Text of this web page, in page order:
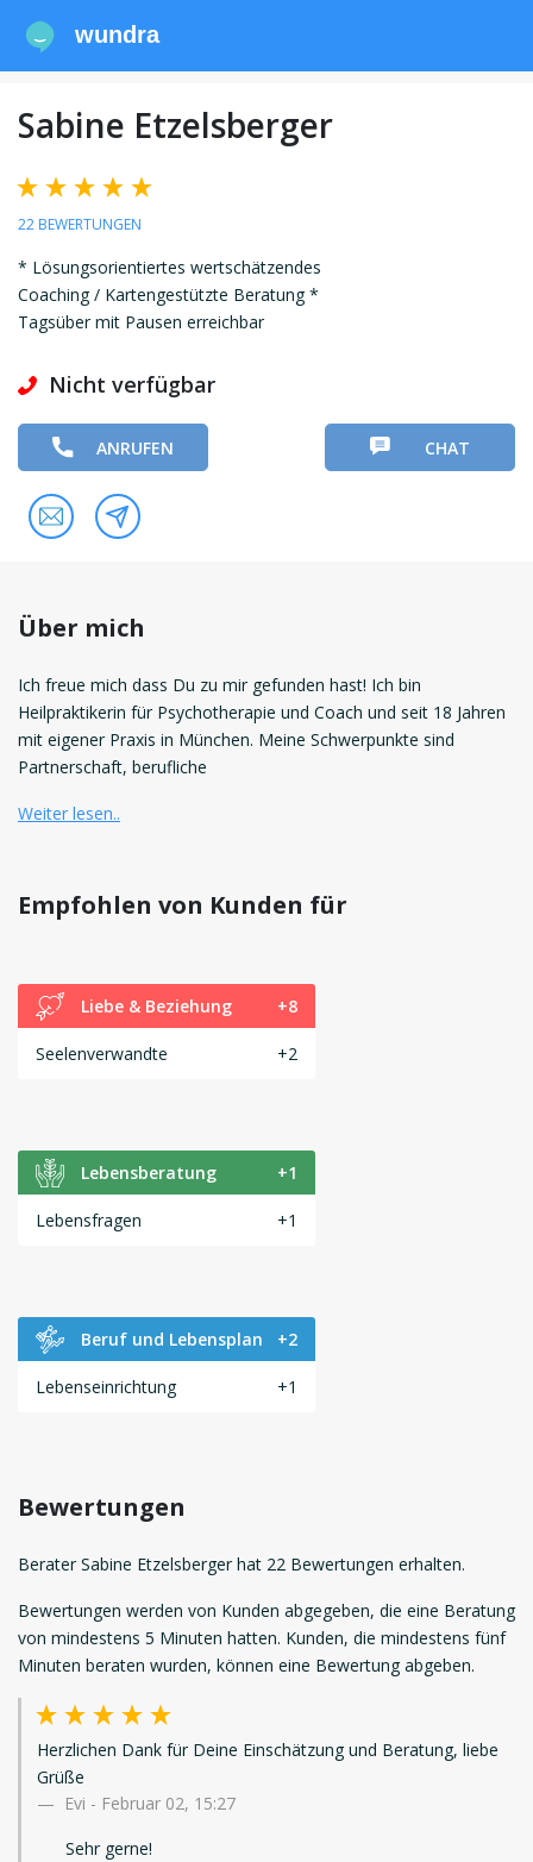
wundra
Sabine Etzelsberger
22 BEWERTUNGEN
* Lösungsorientiertes wertschätzendes
Coaching / Kartengestützte Beratung *
Tagsüber mit Pausen erreichbar
Nicht verfügbar
ANRUFEN CHAT
Über mich
Ich freue mich dass Du zu mir gefunden hast! Ich bin
Heilpraktikerin für Psychotherapie und Coach und seit 18 Jahren
mit eigener Praxis in München. Meine Schwerpunkte sind
Partnerschaft, berufliche
Weiter lesen..
Empfohlen von Kunden für
Liebe & Beziehung +8
Seelenverwandte +2
Lebensberatung +1
Lebensfragen +1
Beruf und Lebensplan +2
Lebenseinrichtung +1
Bewertungen
Berater Sabine Etzelsberger hat 22 Bewertungen erhalten.
Bewertungen werden von Kunden abgegeben, die eine Beratung
von mindestens 5 Minuten hatten. Kunden, die mindestens fünf
Minuten beraten wurden, können eine Bewertung abgeben.
Herzlichen Dank für Deine Einschätzung und Beratung, liebe
Grüße
Evi - Februar 02, 15:27
Sehr gerne!